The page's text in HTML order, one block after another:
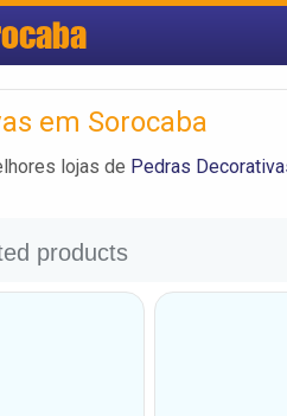
em Sorocaba
lojas de Pedras